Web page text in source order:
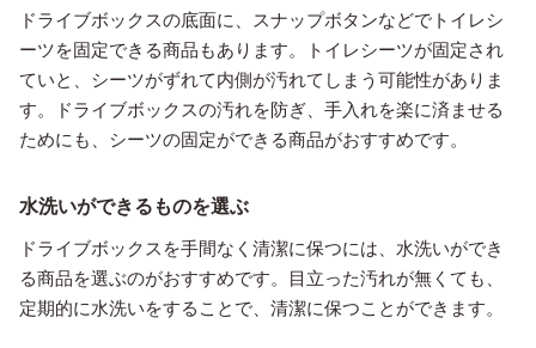
ドライブボックスの底面に、スナップボタンなどでトイレシ
ーツを固定できる商品もあります。トイレシーツが固定され
ていと、シーツがずれて内側が汚れてしまう可能性がありま
す。ドライブボックスの汚れを防ぎ、手入れを楽に済ませる
ためにも、シーツの固定ができる商品がおすすめです。
水洗いができるものを選ぶ
ドライブボックスを手間なく清潔に保つには、水洗いができ
る商品を選ぶのがおすすめです。目立った汚れが無くても、
定期的に水洗いをすることで、清潔に保つことができます。